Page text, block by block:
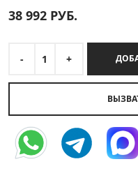
38 992 РУБ.
- 1 +